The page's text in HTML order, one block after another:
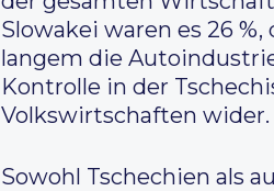
Slowakei waren es 26
langem die
Kontrolle in der
Volkswirtschaften wider.
Sowohl Tschechien als